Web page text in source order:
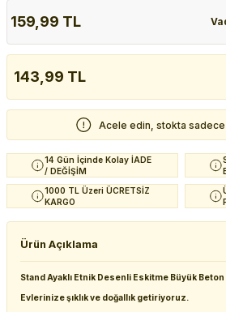
159,99 TL
143,99 TL
Acele edin, stokta sadece
14 Gün İçinde Kolay İADE
/ DEĞİŞİM
1000 TL Üzeri ÜCRETSİZ
KARGO
Ürün Açıklama
Stand Ayaklı Etnik Desenli Eskitme Büyük Beton
Evlerinize şıklık ve doğallık getiriyoruz.